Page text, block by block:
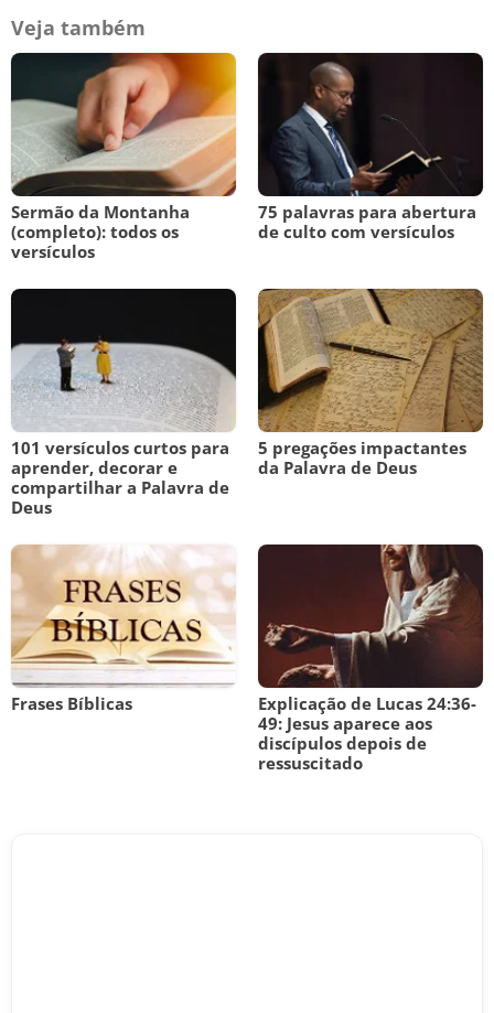
Veja também
Sermão da Montanha
(completo): todos os
versículos
75 palavras para abertura
de culto com versículos
101 versículos curtos para
aprender, decorar e
compartilhar a Palavra de
Deus
5 pregações impactantes
da Palavra de Deus
Frases Bíblicas
Explicação de Lucas 24:36-
49: Jesus aparece aos
discípulos depois de
ressuscitado